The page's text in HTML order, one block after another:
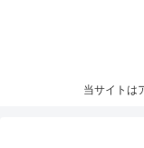
当サイトは